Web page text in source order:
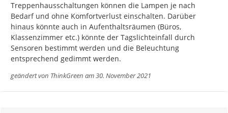
Treppenhausschaltungen können die Lampen je nach
Bedarf und ohne Komfortverlust einschalten. Darüber
hinaus könnte auch in Aufenthaltsräumen (Büros,
Klassenzimmer etc.) könnte der Tagslichteinfall durch
Sensoren bestimmt werden und die Beleuchtung
entsprechend gedimmt werden.
geändert von ThinkGreen am 30. November 2021